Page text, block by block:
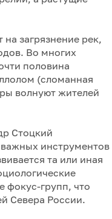
загрязнение рек,
Во многих
половина
(сломанная
волнуют жителей
Стоцкий
инструментов
та или иная
фокус-групп, что
Севера России.